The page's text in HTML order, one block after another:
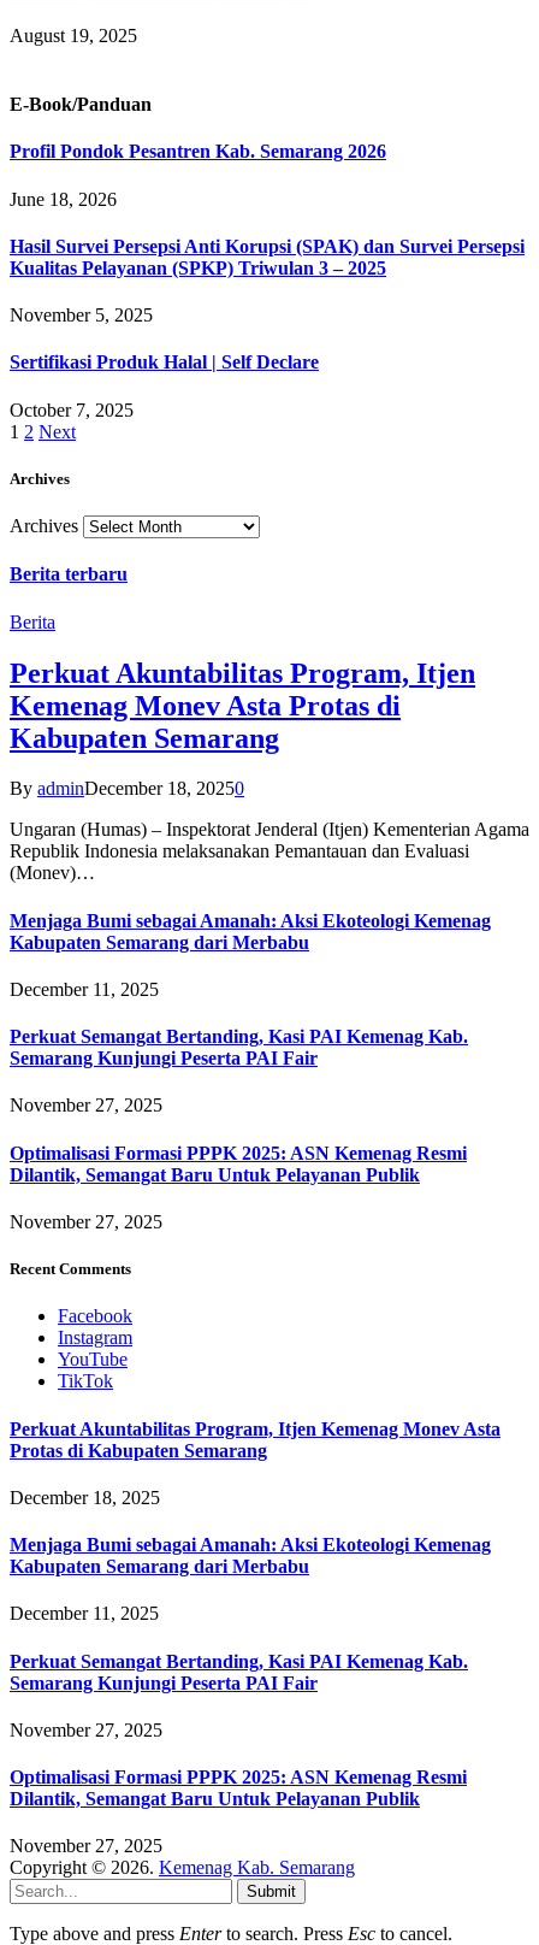
August 19, 2025
E-Book/Panduan
Profil Pondok Pesantren Kab. Semarang 2026
June 18, 2026
Hasil Survei Persepsi Anti Korupsi (SPAK) dan Survei Persepsi
Kualitas Pelayanan (SPKP) Triwulan 3 – 2025
November 5, 2025
Sertifikasi Produk Halal | Self Declare
October 7, 2025
1 2 Next
Archives
Archives
Berita terbaru
Berita
Perkuat Akuntabilitas Program, Itjen
Kemenag Monev Asta Protas di
Kabupaten Semarang
By adminDecember 18, 20250
Ungaran (Humas) – Inspektorat Jenderal (Itjen) Kementerian Agama
Republik Indonesia melaksanakan Pemantauan dan Evaluasi
(Monev)…
Menjaga Bumi sebagai Amanah: Aksi Ekoteologi Kemenag
Kabupaten Semarang dari Merbabu
December 11, 2025
Perkuat Semangat Bertanding, Kasi PAI Kemenag Kab.
Semarang Kunjungi Peserta PAI Fair
November 27, 2025
Optimalisasi Formasi PPPK 2025: ASN Kemenag Resmi
Dilantik, Semangat Baru Untuk Pelayanan Publik
November 27, 2025
Recent Comments
Facebook
Instagram
YouTube
TikTok
Perkuat Akuntabilitas Program, Itjen Kemenag Monev Asta
Protas di Kabupaten Semarang
December 18, 2025
Menjaga Bumi sebagai Amanah: Aksi Ekoteologi Kemenag
Kabupaten Semarang dari Merbabu
December 11, 2025
Perkuat Semangat Bertanding, Kasi PAI Kemenag Kab.
Semarang Kunjungi Peserta PAI Fair
November 27, 2025
Optimalisasi Formasi PPPK 2025: ASN Kemenag Resmi
Dilantik, Semangat Baru Untuk Pelayanan Publik
November 27, 2025
Copyright © 2026. Kemenag Kab. Semarang
Submit
Type above and press Enterto search. Press Esc to cancel.